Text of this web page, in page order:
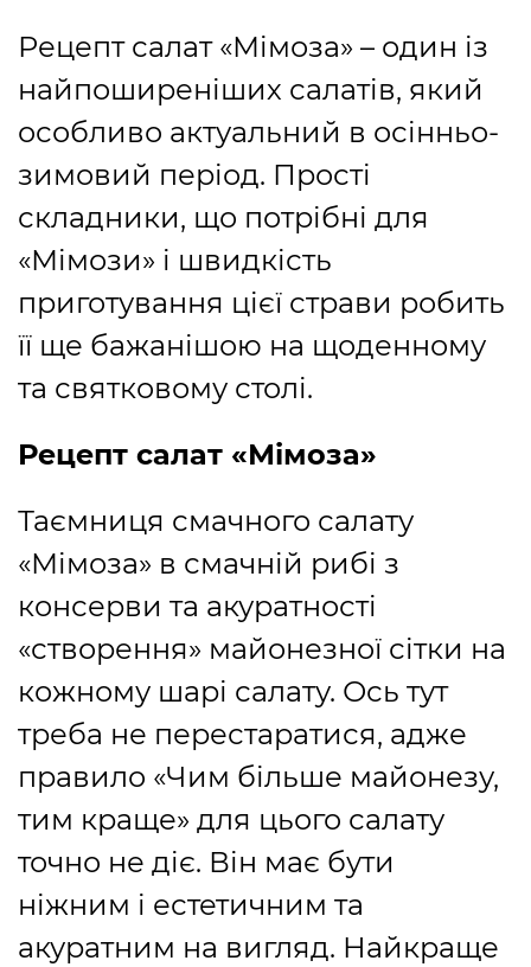
Рецепт салат «Мімоза» – один із
найпоширеніших салатів, який
особливо актуальний в осінньо-
зимовий період. Прості
складники, що потрібні для
«Мімози» і швидкість
приготування цієї страви робить
її ще бажанішою на щоденному
та святковому столі.
Рецепт салат «Мімоза»
Таємниця смачного салату
«Мімоза» в смачній рибі з
консерви та акуратності
«створення» майонезної сітки на
кожному шарі салату. Ось тут
треба не перестаратися, адже
правило «Чим більше майонезу,
тим краще» для цього салату
точно не діє. Він має бути
ніжним і естетичним та
акуратним на вигляд. Найкраще